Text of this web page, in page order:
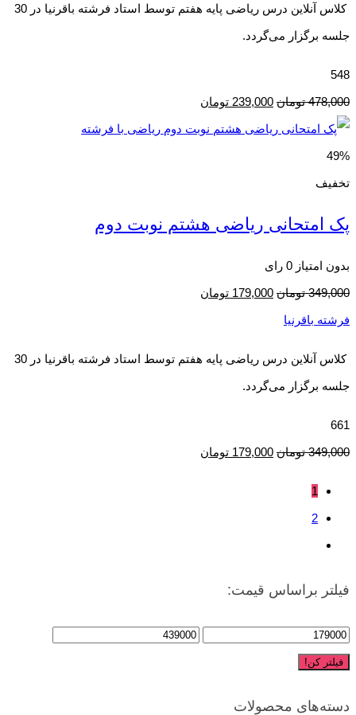
کلاس آنلاین درس ریاضی پایه هفتم توسط استاد فرشته باقرنیا در 30
جلسه برگزار می‌گردد.
548
478,000 تومان 239,000 تومان
49%
تخفیف
پک امتحانی ریاضی هشتم نوبت دوم
بدون امتیاز 0 رای
349,000 تومان 179,000 تومان
فرشته باقرنیا
کلاس آنلاین درس ریاضی پایه هفتم توسط استاد فرشته باقرنیا در 30
جلسه برگزار می‌گردد.
661
349,000 تومان 179,000 تومان
1
2
فیلتر براساس قیمت:
فیلتر کن!
دسته‌های محصولات